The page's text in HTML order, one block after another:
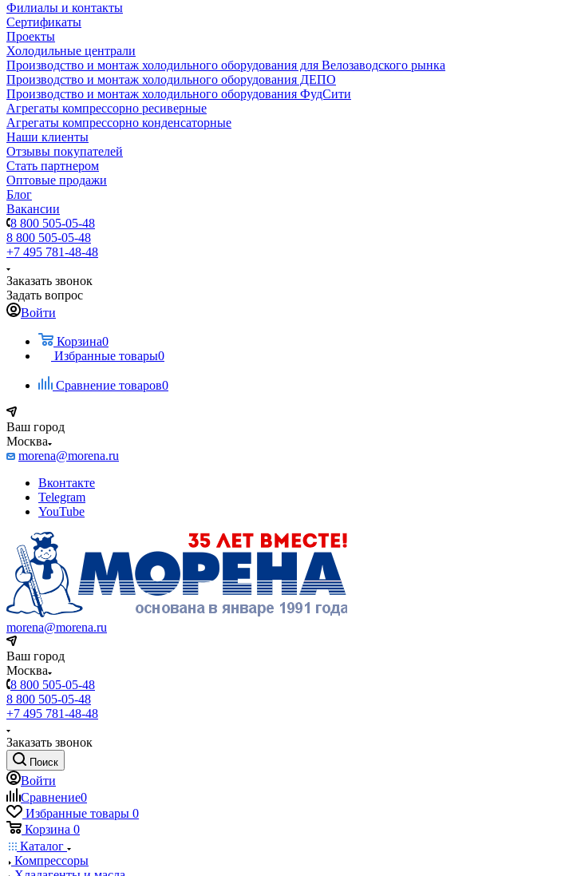
Филиалы и контакты
Сертификаты
Проекты
Холодильные централи
Производство и монтаж холодильного оборудования для Велозаводского рынка
Производство и монтаж холодильного оборудования ДЕПО
Производство и монтаж холодильного оборудования ФудСити
Агрегаты компрессорно ресиверные
Агрегаты компрессорно конденсаторные
Наши клиенты
Отзывы покупателей
Стать партнером
Оптовые продажи
Блог
Вакансии
8 800 505-05-48
8 800 505-05-48
+7 495 781-48-48
Заказать звонок
Задать вопрос
Войти
Корзина0
Избранные товары0
Сравнение товаров0
Ваш город
Москва
morena@morena.ru
Вконтакте
Telegram
YouTube
morena@morena.ru
Ваш город
Москва
8 800 505-05-48
8 800 505-05-48
+7 495 781-48-48
Заказать звонок
Поиск
Войти
Сравнение0
Избранные товары 0
Корзина 0
Каталог
Компрессоры